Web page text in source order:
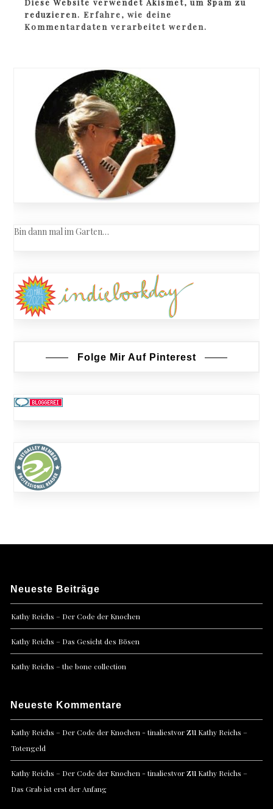
reduzieren.Erfahre, wie deine
Kommentardaten verarbeitet werden.
Bin dann mal im Garten…
Folge Mir Auf Pinterest
Neueste Beiträge
Kathy Reichs – Der Code der Knochen
Kathy Reichs – Das Gesicht des Bösen
Kathy Reichs – the bone collection
Neueste Kommentare
Kathy Reichs – Der Code der Knochen - tinaliestvorzu Kathy Reichs –
Totengeld
Kathy Reichs – Der Code der Knochen - tinaliestvorzu Kathy Reichs –
Das Grab ist erst der Anfang